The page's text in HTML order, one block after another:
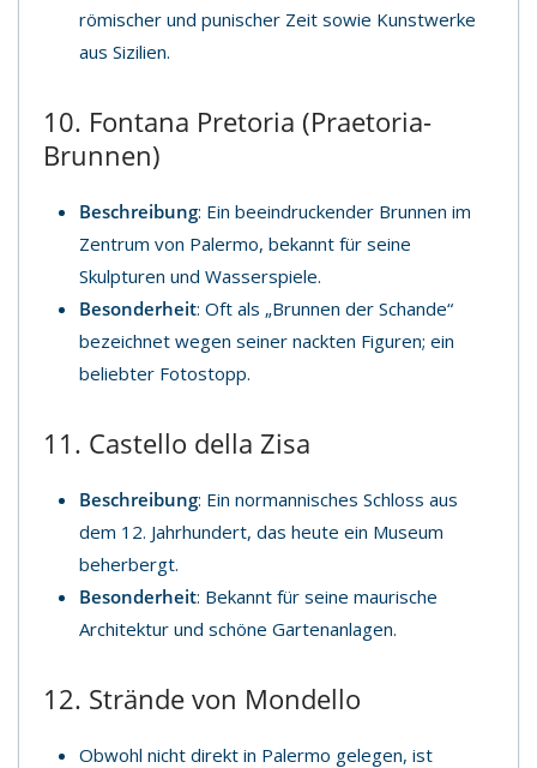
römischer und punischer Zeit sowie Kunstwerke
aus Sizilien.
10. Fontana Pretoria (Praetoria-
Brunnen)
Beschreibung: Ein beeindruckender Brunnen im
Zentrum von Palermo, bekannt für seine
Skulpturen und Wasserspiele.
Besonderheit: Oft als „Brunnen der Schande“
bezeichnet wegen seiner nackten Figuren; ein
beliebter Fotostopp.
11. Castello della Zisa
Beschreibung: Ein normannisches Schloss aus
dem 12. Jahrhundert, das heute ein Museum
beherbergt.
Besonderheit: Bekannt für seine maurische
Architektur und schöne Gartenanlagen.
12. Strände von Mondello
Obwohl nicht direkt in Palermo gelegen, ist